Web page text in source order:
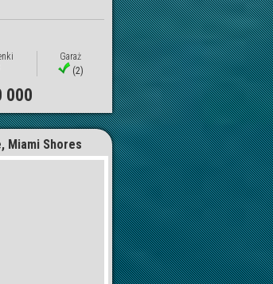
Garaż
(2)
000
Miami Shores